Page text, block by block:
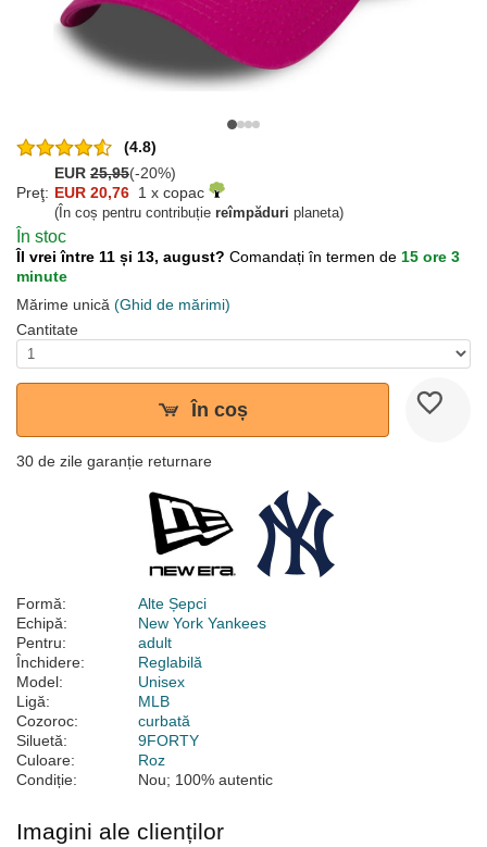
(4.8)
EUR 25,95(-20%)
Preţ: EUR 20,76 1 x copac
(În coș pentru contribuție reîmpăduri planeta)
În stoc
Îl vrei între 11 și 13, august? Comandați în termen de 15 ore 3
minute
Mărime unică (Ghid de mărimi)
Cantitate
În coș
30 de zile garanție returnare
Formă:
Alte Șepci
Echipă:
New York Yankees
Pentru:
adult
Închidere:
Reglabilă
Model:
Unisex
Ligă:
MLB
Cozoroc:
curbată
Siluetă:
9FORTY
Culoare:
Roz
Condiție:
Nou; 100% autentic
Imagini ale clienților